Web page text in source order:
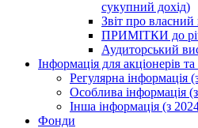
сукупний дохід)
Звіт про власний
ПРИМІТКИ до
Аудиторський
Інформація для акціонерів та
Регулярна інформація
Особлива інформація
Інша інформація (з
Фонди